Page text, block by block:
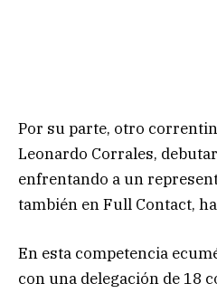
Por su parte, otro
Leonardo Corrales,
enfrentando a un
también en Full Contact,
En esta competencia
con una delegación de 18